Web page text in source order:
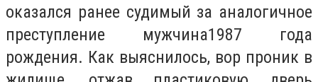
оказался ранее судимый за аналогичное
преступление мужчина1987 года
рождения. Как выяснилось, вор проник в